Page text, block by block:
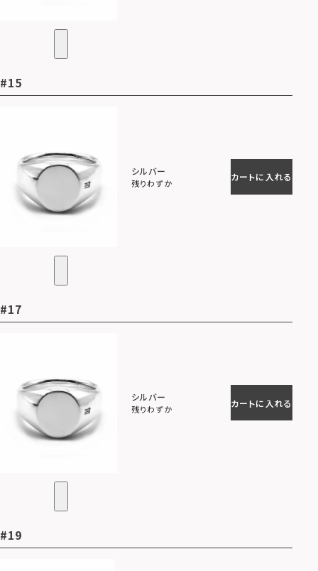
#15
シルバー
残りわずか
カートに入れる
#17
シルバー
残りわずか
カートに入れる
#19